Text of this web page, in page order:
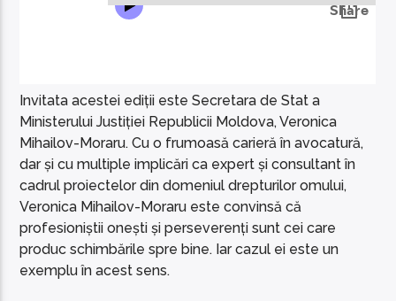
Invitata acestei ediții este Secretara de Stat a
Ministerului Justiției Republicii Moldova, Veronica
Mihailov-Moraru. Cu o frumoasă carieră în avocatură,
dar și cu multiple implicări ca expert și consultant în
cadrul proiectelor din domeniul drepturilor omului,
Veronica Mihailov-Moraru este convinsă că
profesioniștii onești și perseverenți sunt cei care
produc schimbările spre bine. Iar cazul ei este un
exemplu în acest sens.